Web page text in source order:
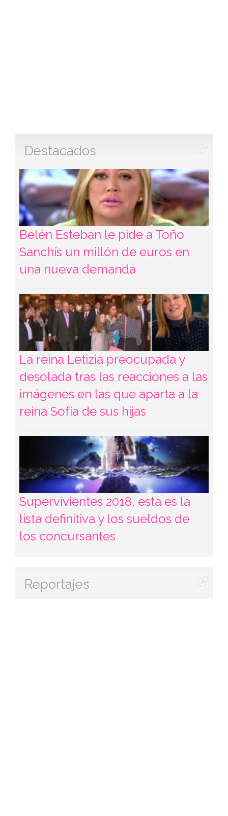
Destacados
Belén Esteban le pide a Toño
Sanchís un millón de euros en
una nueva demanda
La reina Letizia preocupada y
desolada tras las reacciones a las
imágenes en las que aparta a la
reina Sofía de sus hijas
Supervivientes 2018, esta es la
lista definitiva y los sueldos de
los concursantes
Reportajes